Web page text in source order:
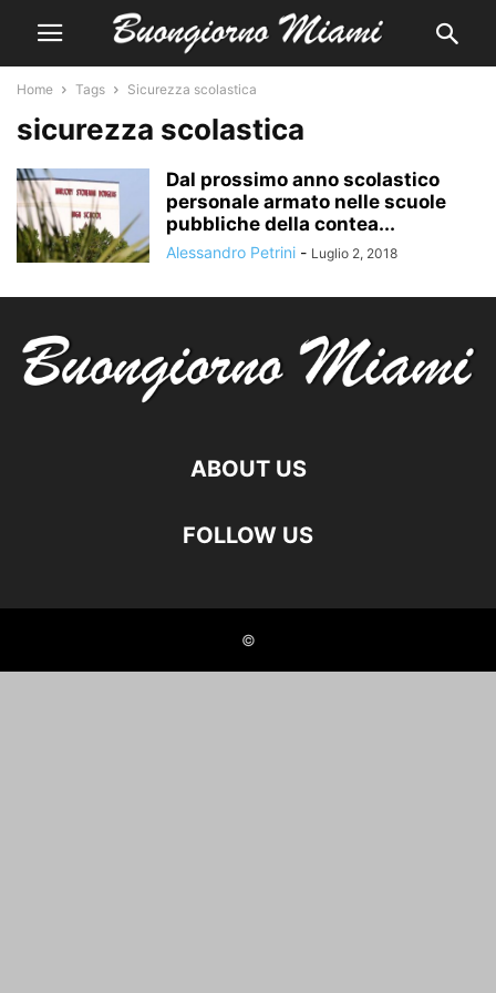
Home Tags Sicurezza scolastica
sicurezza scolastica
Dal prossimo anno scolastico
personale armato nelle scuole
pubbliche della contea...
Alessandro Petrini - Luglio 2, 2018
ABOUT US
FOLLOW US
©